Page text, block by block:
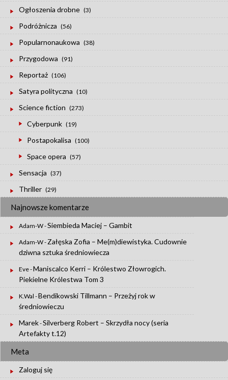
Ogłoszenia drobne (3)
Podróżnicza (56)
Popularnonaukowa (38)
Przygodowa (91)
Reportaż (106)
Satyra polityczna (10)
Science fiction (273)
Cyberpunk (19)
Postapokalisa (100)
Space opera (57)
Sensacja (37)
Thriller (29)
Najnowsze komentarze
Adam-W-Siembieda Maciej – Gambit
Adam-W- Załęska Zofia – Me(m)diewistyka. Cudownie
dziwna sztuka średniowiecza
Eve-Maniscalco Kerri – Królestwo Złowrogich.
Piekielne Królestwa Tom 3
K.Wal -Bendikowski Tillmann – Przeżyj rok w
średniowieczu
Marek-Silverberg Robert – Skrzydła nocy (seria
Artefakty t.12)
Meta
Zaloguj się